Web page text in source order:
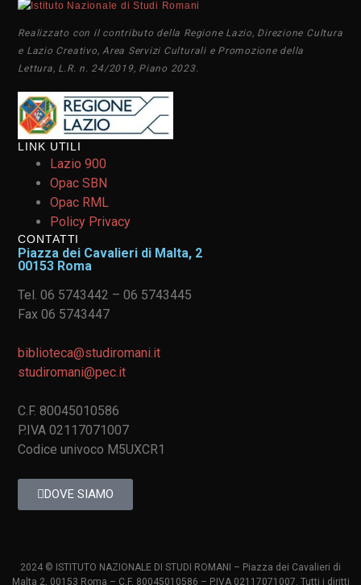
Realizzato con il contributo della Regione Lazio, Direzione Cultura
e Lazio Creativo, Area Servizi Culturali e Promozione della
Lettura, L.R. n. 24/2019, Piano 2023.
LINK UTILI
Lazio 900
Opac SBN
Opac RML
Policy Privacy
CONTATTI
Piazza dei Cavalieri di Malta, 2
00153 Roma
Tel. 06 5743442 – 06 5743445
Fax 06 5743447
biblioteca@studiromani.it
studiromani@pec.it
C.F. 80045010586
P.IVA 02117071007
Codice univoco M5UXCR1
DOVE SIAMO
2024 © ISTITUTO NAZIONALE DI STUDI ROMANI – Piazza dei Cavalieri di
Malta 2, 00153 Roma – C.F. 80045010586 – P.IVA 02117071007. Tutti i diritti